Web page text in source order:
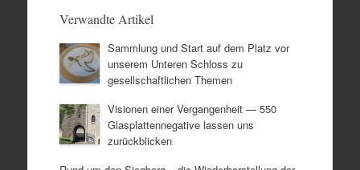
Verwandte Artikel
Sammlung und Start auf dem Platz vor
unserem Unteren Schloss zu
gesellschaftlichen Themen
Visionen einer Vergangenheit — 550
Glasplattennegative lassen uns
zurückblicken